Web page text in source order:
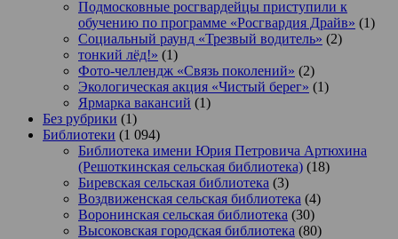
Подмосковные росгвардейцы приступили к
обучению по программе «Росгвардия Драйв» (1)
Социальный раунд «Трезвый водитель» (2)
тонкий лёд!» (1)
Фото-челлендж «Связь поколений» (2)
Экологическая акция «Чистый берег» (1)
Ярмарка вакансий (1)
Без рубрики (1)
Библиотеки (1 094)
Библиотека имени Юрия Петровича Артюхина
(Решоткинская сельская библиотека) (18)
Биревская сельская библиотека (3)
Воздвиженская сельская библиотека (4)
Воронинская сельская библиотека (30)
Высоковская городская библиотека (80)